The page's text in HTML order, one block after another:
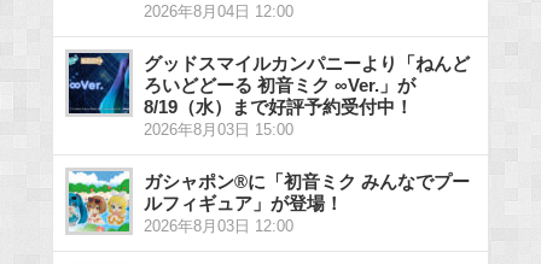
2026年8月04日 12:00
グッドスマイルカンパニーより「ねんど
ろいどどーる 初音ミク ∞Ver.」が
8/19（水）まで好評予約受付中！
2026年8月03日 15:00
ガシャポン®に「初音ミク みんなでプー
ルフィギュア」が登場！
2026年8月03日 12:00